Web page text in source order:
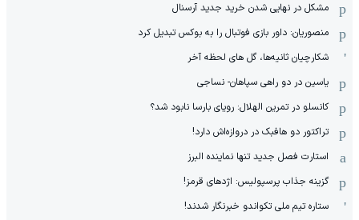
مشکل در نهایی شدن خرید جدید آرسنال
منصوریان: داور بازی فوتبال را به بوکس تبدیل کرد
شکارچیان ثانیه‌ها، گل های لحظه آخر
یاسین در دو راهی سپاهان- نساجی
کانسلو در تمرین الهلال: رویای بارسا نابود شد؟
تراکتور دو هافبک در دروازه‌اش دارد!
استارت فصل جدید تنها نماینده البرز
گزینه جذاب پرسپولیس: اژدهای قرمز!
ستاره تیم ملی تکواندو خبرنگار شدند!